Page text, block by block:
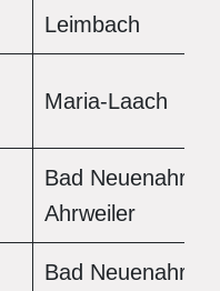
Leimbach
Maria-Laach
Bad Neuenahr-
Ahrweiler
Bad Neuenahr-